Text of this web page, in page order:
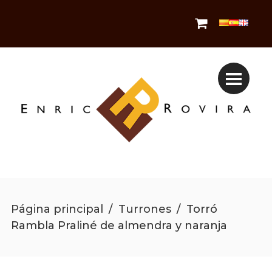
Página principal / Turrones / Torró
Rambla Praliné de almendra y naranja